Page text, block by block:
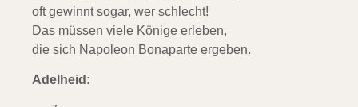
oft gewinnt sogar, wer schlecht!
Das müssen viele Könige erleben,
die sich Napoleon Bonaparte ergeben.
Adelheid: